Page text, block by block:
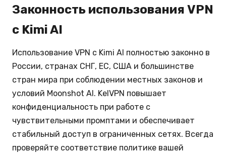
Законность использования VPN
с Kimi AI
Использование VPN с Kimi AI полностью законно в
России, странах СНГ, ЕС, США и большинстве
стран мира при соблюдении местных законов и
условий Moonshot AI. KelVPN повышает
конфиденциальность при работе с
чувствительными промптами и обеспечивает
стабильный доступ в ограниченных сетях. Всегда
проверяйте соответствие политике вашей